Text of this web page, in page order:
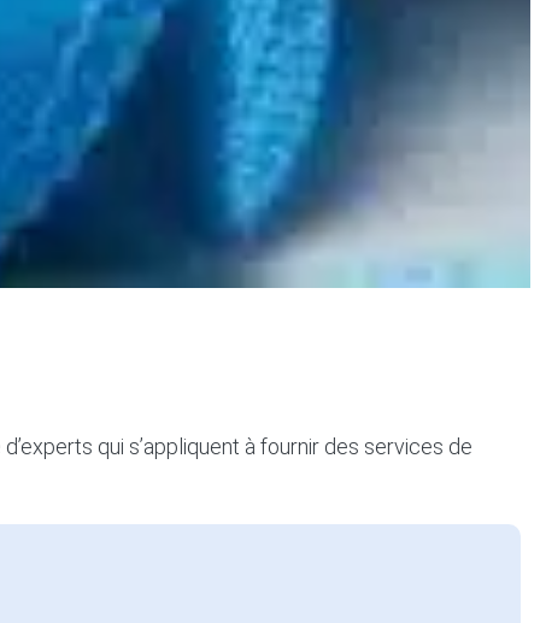
qui s’appliquent à fournir des services de